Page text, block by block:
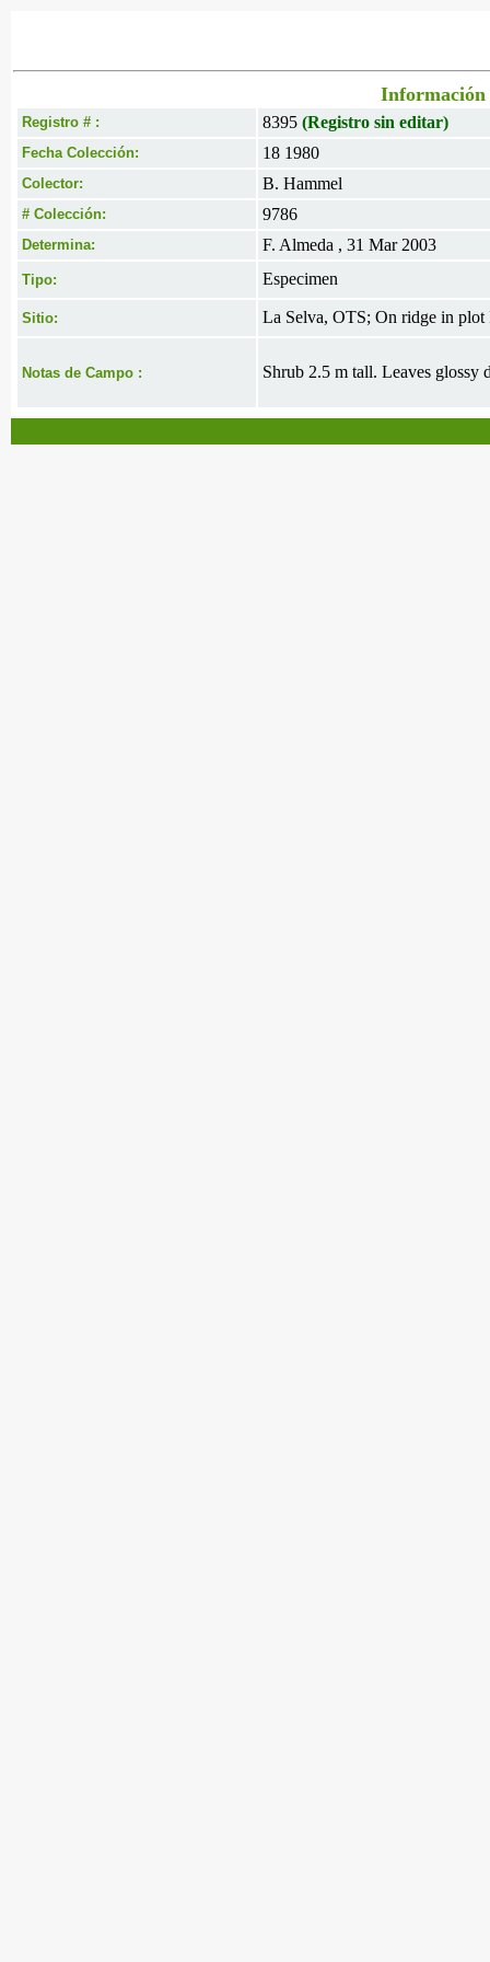
Información
Registro # : 8395 (Registro sin editar)
Fecha Colección: 18 1980
Colector: B. Hammel
# Colección: 9786
Determina: F. Almeda , 31 Mar 2003
Tipo: Especimen
Sitio: La Selva, OTS; On ridge in
Notas de Campo : Shrub 2.5 m tall. Leaves glossy